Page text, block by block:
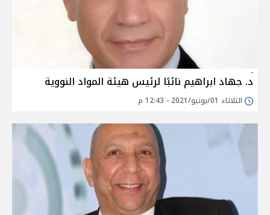
د. جهاد ابراهيم نائبًا لرئيس هيئة المواد النووية
الثلاثاء 01/يونيو/2021 - 12:43 م